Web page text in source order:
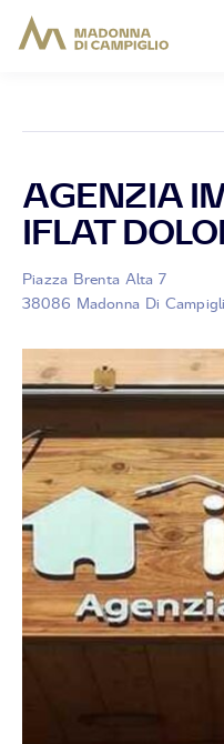
AGENZIA
IFLAT
Piazza Brenta Alta 7
38086 Madonna Di